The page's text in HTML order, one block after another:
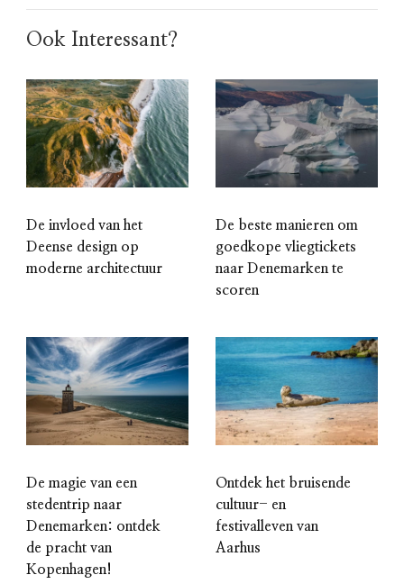
Ook Interessant?
De invloed van het
Deense design op
moderne architectuur
De beste manieren om
goedkope vliegtickets
naar Denemarken te
scoren
De magie van een
stedentrip naar
Denemarken: ontdek
de pracht van
Kopenhagen!
Ontdek het bruisende
cultuur- en
festivalleven van
Aarhus